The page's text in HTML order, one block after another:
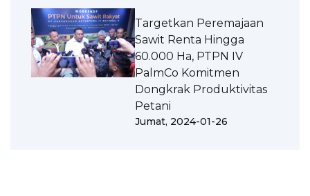
Targetkan Peremajaan
Sawit Renta Hingga
60.000 Ha, PTPN IV
PalmCo Komitmen
Dongkrak Produktivitas
Petani
Jumat, 2024-01-26